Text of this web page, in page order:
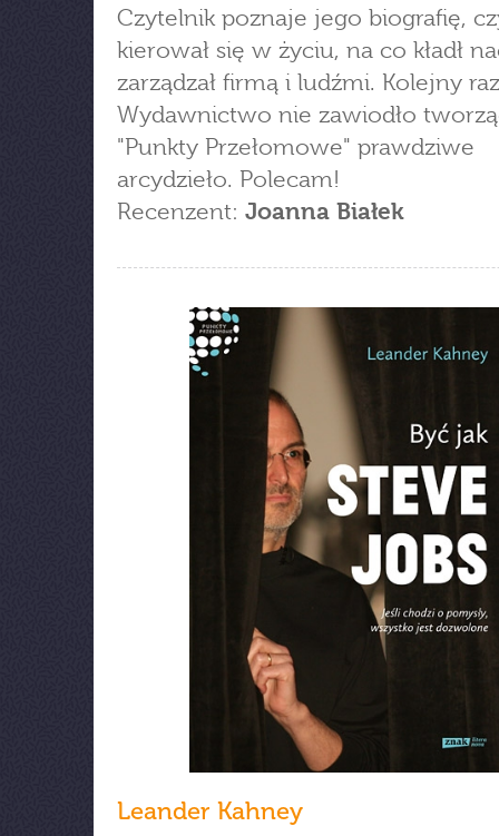
Czytelnik poznaje jego biografię,
kierował się w życiu, na co kładł
zarządzał firmą i ludźmi. Kolejny raz
Wydawnictwo nie zawiodło
"Punkty Przełomowe" prawdziwe
arcydzieło. Polecam!
Recenzent: Joanna Białek
Leander Kahney